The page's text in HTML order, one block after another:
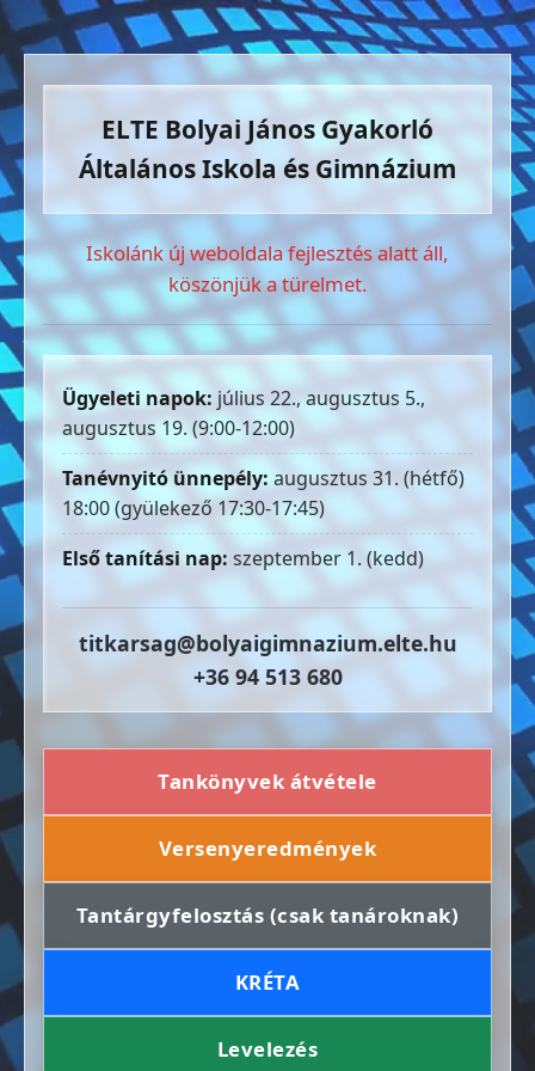
ELTE Bolyai János Gyakorló
Általános Iskola és Gimnázium
Iskolánk új weboldala fejlesztés alatt áll,
köszönjük a türelmet.
Ügyeleti napok: július 22., augusztus 5.,
augusztus 19. (9:00-12:00)
Tanévnyitó ünnepély: augusztus 31. (hétfő)
18:00 (gyülekező 17:30-17:45)
Első tanítási nap: szeptember 1. (kedd)
titkarsag@bolyaigimnazium.elte.hu
+36 94 513 680
Tankönyvek átvétele
Versenyeredmények
Tantárgyfelosztás (csak tanároknak)
KRÉTA
Levelezés